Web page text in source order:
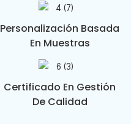
Personalización Basada
En Muestras
Certificado En Gestión
De Calidad